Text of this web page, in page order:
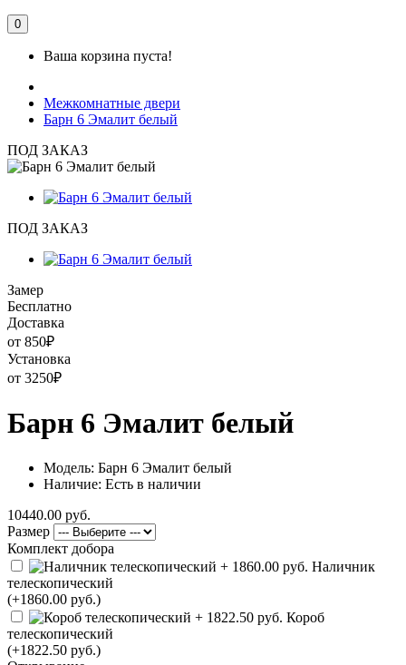
0
Ваша корзина пуста!
Межкомнатные двери
Барн 6 Эмалит белый
ПОД ЗАКАЗ
ПОД ЗАКАЗ
Замер
Бесплатно
Доставка
от 850₽
Установка
от 3250₽
Барн 6 Эмалит белый
Модель: Барн 6 Эмалит белый
Наличие: Есть в наличии
10440.00 руб.
Размер
Комплект добора
Наличник
телескопический
(+1860.00 руб.)
Короб
телескопический
(+1822.50 руб.)